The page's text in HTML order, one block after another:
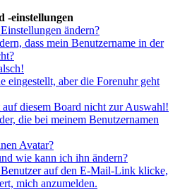
-einstellungen
ändern?
dass mein Benutzername in der
eingestellt, aber die Forenuhr geht
auf diesem Board nicht zur Auswahl!
die bei meinem Benutzernamen
Avatar?
wie kann ich ihn ändern?
auf den E-Mail-Link klicke,
mich anzumelden.